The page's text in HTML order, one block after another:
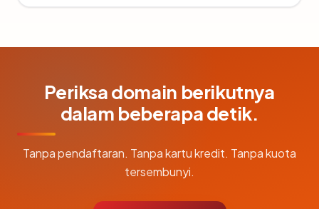
Periksa domain berikutnya
dalam beberapa detik.
Tanpa pendaftaran. Tanpa kartu kredit. Tanpa kuota
tersembunyi.